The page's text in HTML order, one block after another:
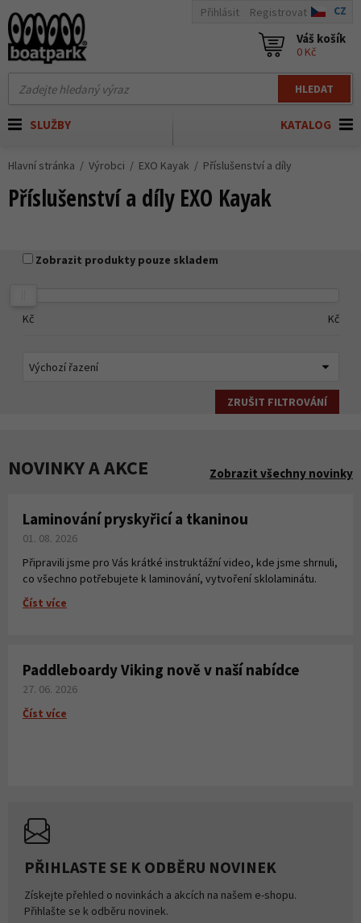
HLEDAT
Přihlásit Registrovat CZ
Váš košík
0 Kč
KATALOG
SLUŽBY
Hlavní stránka Výrobci EXO Kayak Příslušenství a díly
Příslušenství a díly EXO Kayak
Zobrazit produkty pouze skladem
Kč Kč
ZRUŠIT FILTROVÁNÍ
NOVINKY A AKCE Zobrazit všechny novinky
Laminování pryskyřicí a tkaninou
01. 08. 2026
Připravili jsme pro Vás krátké instruktážní video, kde jsme shrnuli,
co všechno potřebujete k laminování, vytvoření sklolaminátu.
Číst více
Paddleboardy Viking nově v naší nabídce
27. 06. 2026
Číst více
PŘIHLASTE SE K ODBĚRU NOVINEK
Získejte přehled o novinkách a akcích na našem e-shopu.
Přihlašte se k odběru novinek.